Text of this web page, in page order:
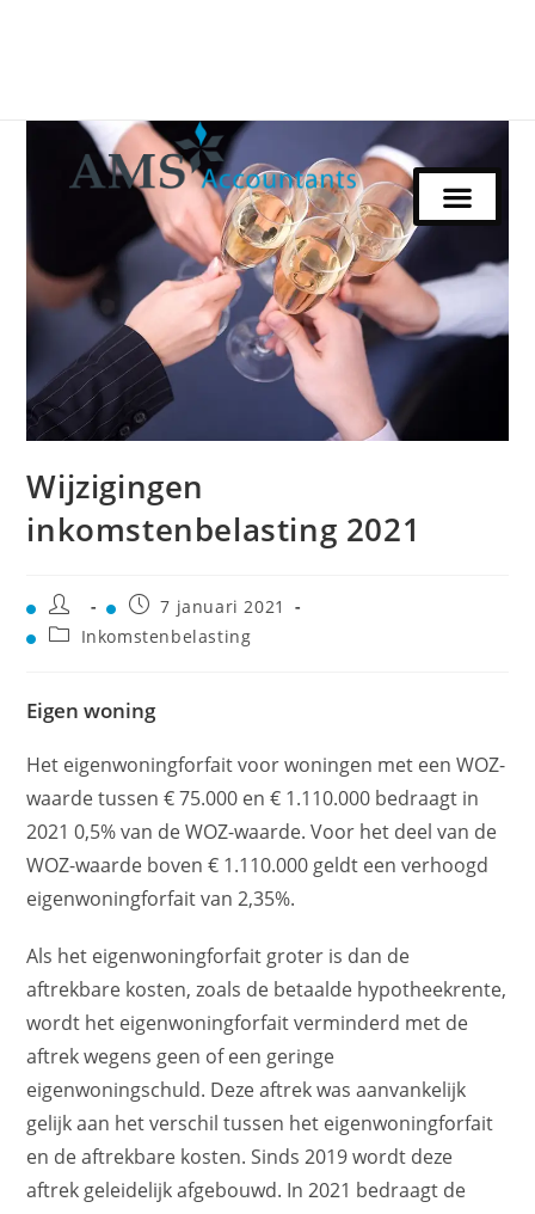
Wijzigingen
inkomstenbelasting 2021
7 januari 2021
Inkomstenbelasting
Eigen woning
Het eigenwoningforfait voor woningen met een WOZ-
waarde tussen € 75.000 en € 1.110.000 bedraagt in
2021 0,5% van de WOZ-waarde. Voor het deel van de
WOZ-waarde boven € 1.110.000 geldt een verhoogd
eigenwoningforfait van 2,35%.
Als het eigenwoningforfait groter is dan de
aftrekbare kosten, zoals de betaalde hypotheekrente,
wordt het eigenwoningforfait verminderd met de
aftrek wegens geen of een geringe
eigenwoningschuld. Deze aftrek was aanvankelijk
gelijk aan het verschil tussen het eigenwoningforfait
en de aftrekbare kosten. Sinds 2019 wordt deze
aftrek geleidelijk afgebouwd. In 2021 bedraagt de